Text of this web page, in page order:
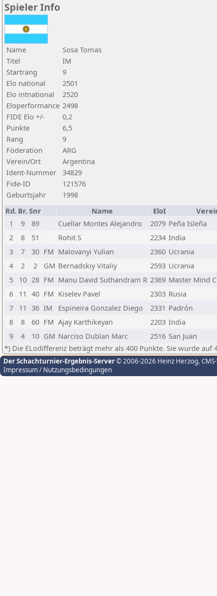
Spieler Info
Name
Sosa Tomas
Titel
IM
Startrang
9
Elo national
2501
Elo intnational
2520
Eloperformance 2498
FIDE Elo +/-
0,2
Punkte
6,5
Rang
9
Föderation
ARG
Verein/Ort
Argentina
Ident-Nummer
34829
Fide-ID
121576
Geburtsjahr
1998
Rd. Br.Snr Name EloI
1
9 89 Cuellar Montes Alejandro 2079 Peña Isleña
2
8 51 Rohit S 2234 India
3
7 30 FM Malovanyi Yulian 2360 Ucrania
4
2 2 GM Bernadskiy Vitaliy 2593 Ucrania
5
10 28 FM Manu David Suthandram R 2369 Master Mind
6
11 40 FM Kiselev Pavel 2303 Rusia
7
11 36 IM Espineira Gonzalez Diego 2331 Padrón
8
8 60 FM Ajay Karthikeyan 2203 India
9
4 10 GM Narciso Dublan Marc 2516 San Juan
*) Die ELodifferenz beträgt mehr als 400 Punkte. Sie wurde auf
Der Schachturnier-Ergebnis-Server© 2006-2026 Heinz Herzog,
Impressum / Nutzungsbedingungen